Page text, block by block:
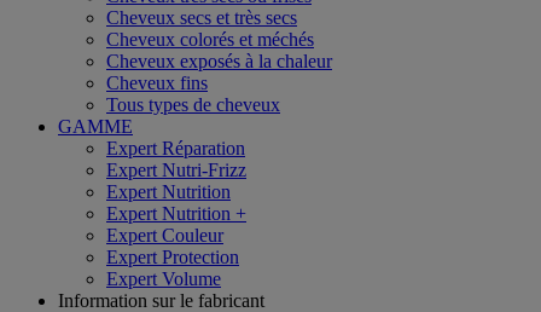
Cheveux secs et très secs
Cheveux colorés et méchés
Cheveux exposés à la chaleur
Cheveux fins
Tous types de cheveux
GAMME
Expert Réparation
Expert Nutri-Frizz
Expert Nutrition
Expert Nutrition +
Expert Couleur
Expert Protection
Expert Volume
Information sur le fabricant